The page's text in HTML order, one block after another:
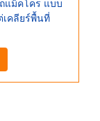
แม็คโคร แบบ
เคลียร์พื้นที่